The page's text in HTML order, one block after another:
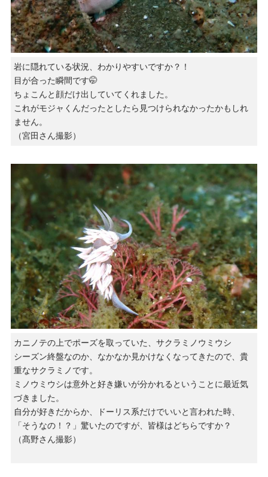
岩に隠れている状況、わかりやすいですか？！
目が合った瞬間です🤭
ちょこんと顔だけ出していてくれました。
これがモジャくんだったとしたら見つけられなかったかもしれ
ません。
（宮田さん撮影）
カニノテの上でポーズを取っていた、サクラミノウミウシ
シーズン終盤なのか、なかなか見かけなくなってきたので、貴
重なサクラミノです。
ミノウミウシは意外と好き嫌いが分かれるということに最近気
づきました。
自分が好きだからか、ドーリス系だけでいいと言われた時、
「そうなの！？」驚いたのですが、皆様はどちらですか？
（髙野さん撮影）